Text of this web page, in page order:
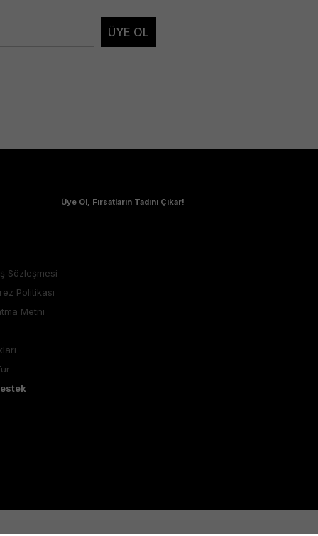
ÜYE OL
Sözleşmesi
Politikası
Metni
Üye Ol, Fırsatların Tadını Çıkar!